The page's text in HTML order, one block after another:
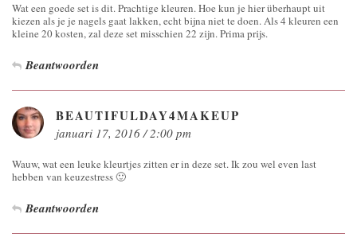
Wat een goede set is dit. Prachtige kleuren. Hoe kun je hier überhaupt uit
kiezen als je je nagels gaat lakken, echt bijna niet te doen. Als 4 kleuren een
kleine 20 kosten, zal deze set misschien 22 zijn. Prima prijs.
Beantwoorden
BEAUTIFULDAY4MAKEUP
januari 17, 2016 / 2:00 pm
Wauw, wat een leuke kleurtjes zitten er in deze set. Ik zou wel even last
hebben van keuzestress 🙂
Beantwoorden